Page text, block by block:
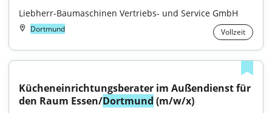
Liebherr-Baumaschinen Vertriebs- und Service GmbH
Dortmund Vollzeit
Kücheneinrichtungsberater im Außendienst für
den Raum Essen/Dortmund (m/w/x)